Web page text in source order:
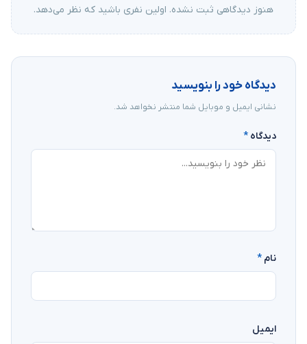
هنوز دیدگاهی ثبت نشده. اولین نفری باشید که نظر می‌دهد.
دیدگاه خود را بنویسید
نشانی ایمیل و موبایل شما منتشر نخواهد شد.
دیدگاه *
نام *
ایمیل